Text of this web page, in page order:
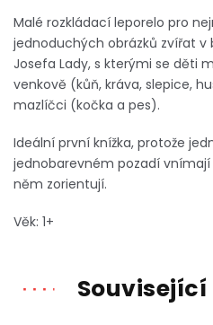
Malé rozkládací leporelo pro
jednoduchých obrázků zvířat
Josefa Lady, s kterými se děti
venkově (kůň, kráva, slepice,
mazlíčci (kočka a pes).
Ideální první knížka, protože
jednobarevném pozadí
něm zorientují.
Věk: 1+